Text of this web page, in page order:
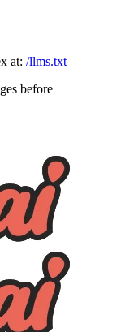
at: /llms.txt
before